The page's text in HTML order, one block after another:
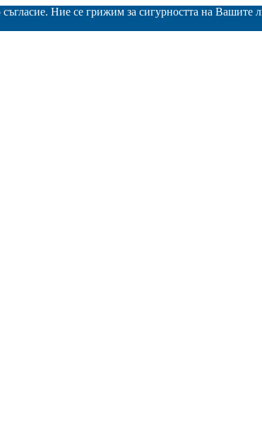
Ние се грижим за сигурността на